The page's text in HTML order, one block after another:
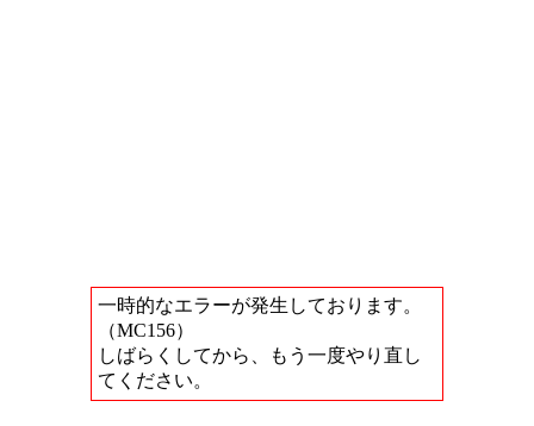
一時的なエラーが発生しております。
（MC156）
しばらくしてから、もう一度やり直し
てください。